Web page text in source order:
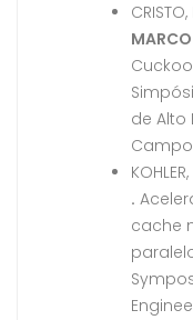
de Alto
.
cache